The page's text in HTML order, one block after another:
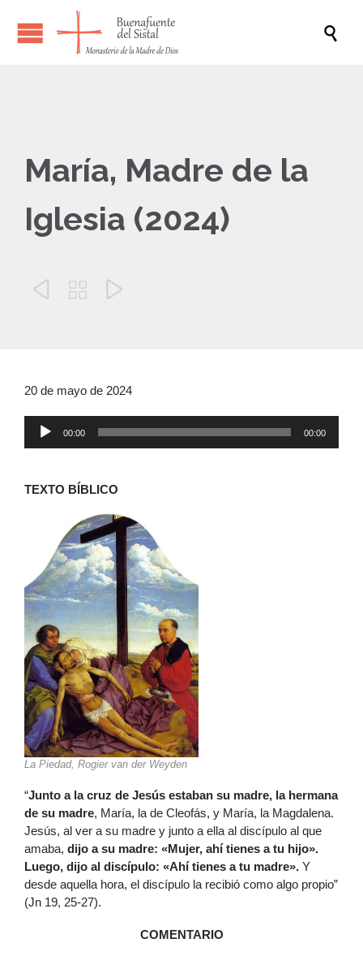

María, Madre de la
Iglesia (2024)
  
20 de mayo de 2024
00:00 00:00
TEXTO BÍBLICO
La Piedad, Rogier van der Weyden
“Junto a la cruz de Jesús estaban su madre, la hermana
de su madre, María, la de Cleofás, y María, la Magdalena.
Jesús, al ver a su madre y junto a ella al discípulo al que
amaba, dijo a su madre: «Mujer, ahí tienes a tu hijo».
Luego, dijo al discípulo: «Ahí tienes a tu madre». Y
desde aquella hora, el discípulo la recibió como algo propio”
(Jn 19, 25-27).
COMENTARIO